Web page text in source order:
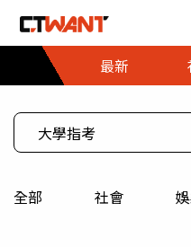
最新
全部 社會